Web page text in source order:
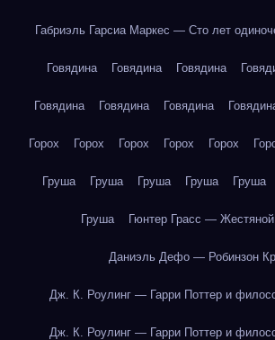
Габриэль Гарсиа Маркес — Сто лет
Говядина Говядина Говядина
Говядина Говядина Говядина
Горох Горох Горох Горох Горох
Груша Груша Груша Груша Груша
Груша Гюнтер Грасс —
Даниэль Дефо — Робинзон
Дж. К. Роулинг — Гарри Поттер и
Дж. К. Роулинг — Гарри Поттер и